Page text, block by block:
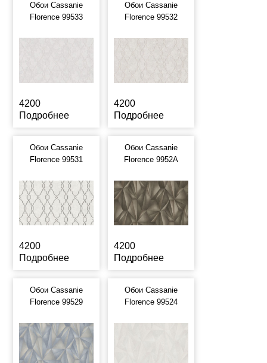
Обои Cassanie
Florence 99533
4200
Подробнее
Обои Cassanie
Florence 99532
4200
Подробнее
Обои Cassanie
Florence 99531
4200
Подробнее
Обои Cassanie
Florence 9952A
4200
Подробнее
Обои Cassanie
Florence 99529
Обои Cassanie
Florence 99524